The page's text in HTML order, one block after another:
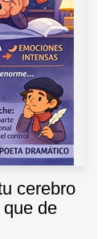
cerebro
de